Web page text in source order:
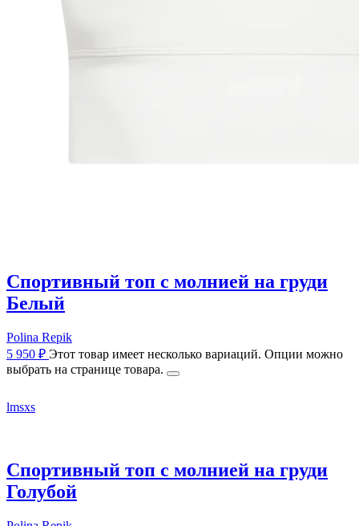
Спортивный топ с молнией на груди
Белый
Polina Repik
5 950 ₽ Этот товар имеет несколько вариаций. Опции можно
выбрать на странице товара.
lmsxs
Спортивный топ с молнией на груди
Голубой